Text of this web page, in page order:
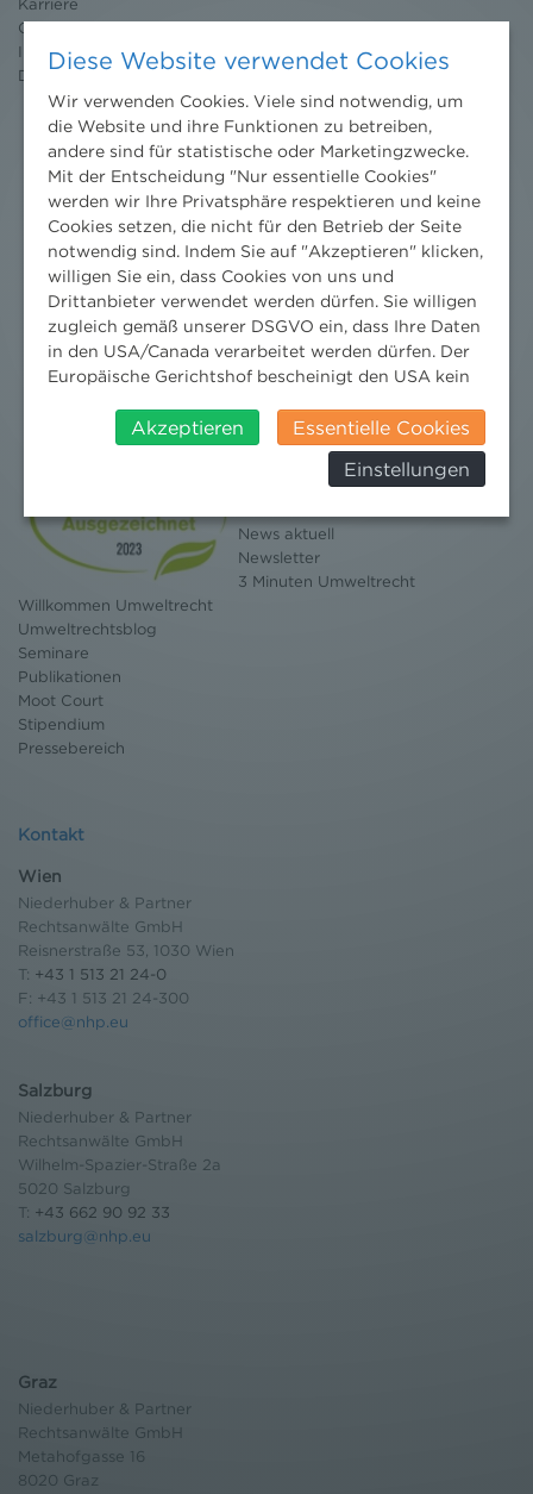
Karriere
Ombudsstelle
Impressum
Datenschutz
erklärung
News aktuell
Newsletter
3 Minuten Umweltrecht
Willkommen Umweltrecht
Umweltrechtsblog
Seminare
Publikationen
Moot Court
Stipendium
Pressebereich
Kontakt
Wien
Niederhuber & Partner
Rechtsanwälte GmbH
Reisnerstraße 53, 1030 Wien
T: +43 1 513 21 24-0
F: +43 1 513 21 24-300
office@nhp.eu
Salzburg
Niederhuber & Partner
Rechtsanwälte GmbH
Wilhelm-Spazier-Straße 2a
5020 Salzburg
T: +43 662 90 92 33
salzburg@nhp.eu
Graz
Niederhuber & Partner
Rechtsanwälte GmbH
Metahofgasse 16
8020 Graz
Diese Website verwendet Cookies
Wir verwenden Cookies. Viele sind notwendig, um
die Website und ihre Funktionen zu betreiben,
andere sind für statistische oder Marketingzwecke.
Mit der Entscheidung "Nur essentielle Cookies"
werden wir Ihre Privatsphäre respektieren und keine
Cookies setzen, die nicht für den Betrieb der Seite
notwendig sind. Indem Sie auf "Akzeptieren" klicken,
willigen Sie ein, dass Cookies von uns und
Drittanbieter verwendet werden dürfen. Sie willigen
zugleich gemäß unserer DSGVO ein, dass Ihre Daten
in den USA/Canada verarbeitet werden dürfen. Der
Europäische Gerichtshof bescheinigt den USA kein
insbesondere das Risiko, dass ihre Daten durch US-
Behörden, zu Kontroll- und zu
Überwachungszwecken, verarbeitet werden und
werden können. Zudem finden Sie am
Bildschirmrand ein Cookie-Icon wo Sie jederzeit Ihre
Einwilligung widerrufen und Widerspruch ausüben.
Weitere Infomationen finden Sie hier:
Datenschutzerklärung
Akzeptieren
Essentielle Cookies
Einstellungen